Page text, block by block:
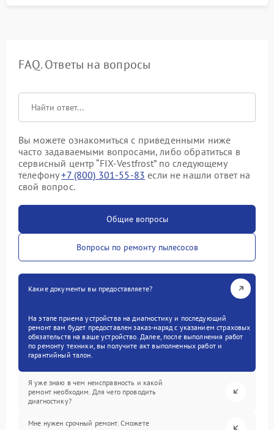
FAQ. Ответы на вопросы
Вы можете ознакомиться с приведенными ниже
часто задаваемыми вопросами, либо обратиться в
сервисный центр “FIX-Vestfrost” по следующему
телефону+7 (800) 301-55-83 если не нашли ответ на
свой вопрос.
Общие вопросы
Вопросы по ремонту пылесосов
Какие документы вы предоставляете?
На этапе приема устройства на диагностику и последующий
ремонт вам будет предоставлен заказ-наряд с указанием страховых
обязательств на ваше устройство. Далее, после выполнения работ
по ремонту техники, вы получите акт выполненных работ и
гарантийный талон.
Я уже знаю в чем неисправность и какой
ремонт необходим. Для чего проводить
диагностику?
Мне нужен срочный ремонт. Сможете